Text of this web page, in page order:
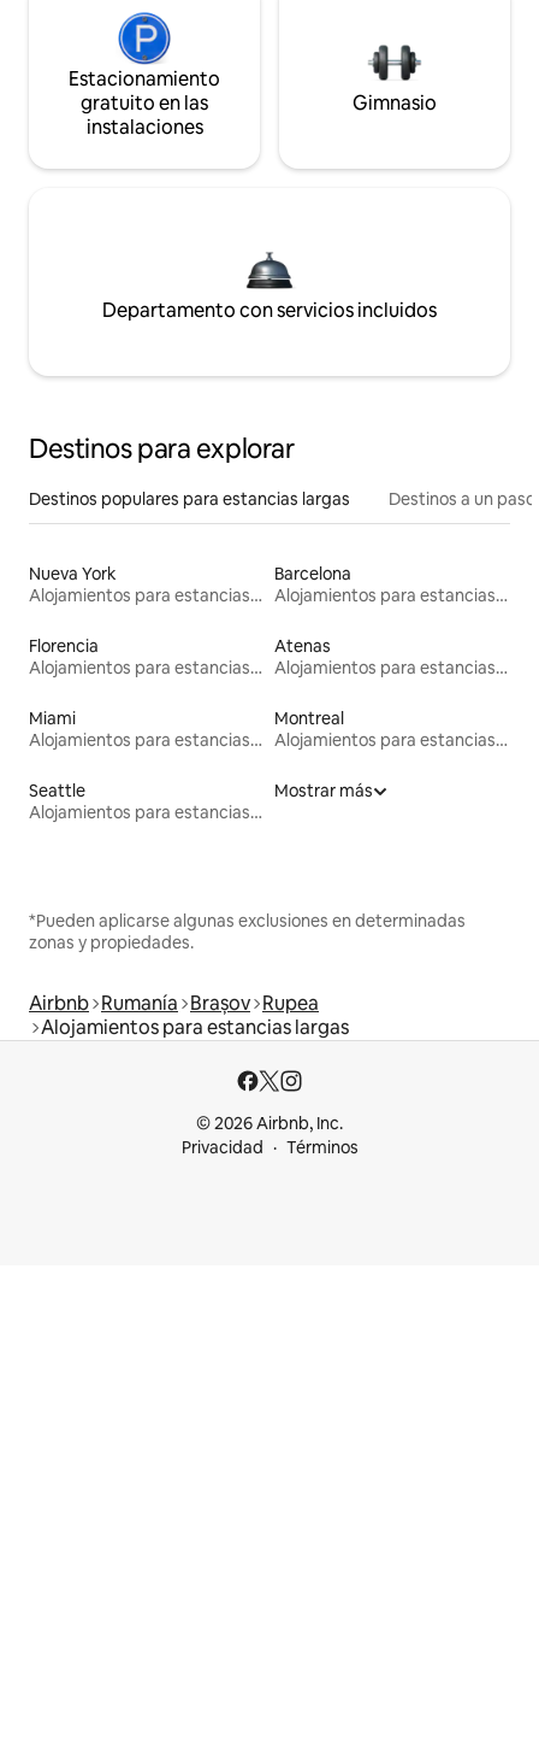
Estacionamiento
gratuito en las
instalaciones
Gimnasio
Departamento con servicios incluidos
Destinos para explorar
Destinos populares para estancias largas Destinos a un
Nueva York
Alojamientos para estancias largas
Barcelona
Alojamientos para estancias largas
Florencia
Alojamientos para estancias largas
Atenas
Alojamientos para estancias largas
Miami
Alojamientos para estancias largas
Montreal
Alojamientos para estancias largas
Seattle
Alojamientos para estancias largas
Mostrar más
*Pueden aplicarse algunas exclusiones en determinadas
zonas y propiedades.
Airbnb Rumanía Brașov Rupea
Alojamientos para estancias largas
© 2026 Airbnb, Inc.
Privacidad
Términos